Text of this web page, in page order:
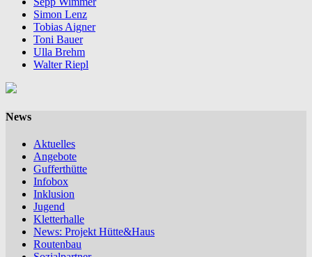
Simon Lenz
Tobias Aigner
Toni Bauer
Ulla Brehm
Walter Riepl
News
Aktuelles
Angebote
Gufferthütte
Infobox
Inklusion
Jugend
Kletterhalle
News: Projekt Hütte&Haus
Routenbau